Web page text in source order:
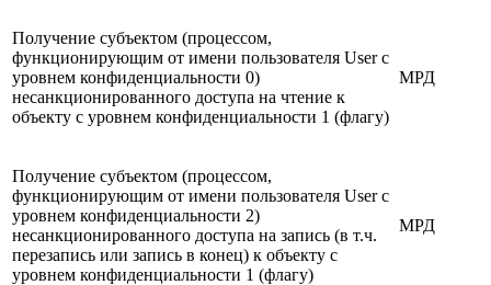
Получение субъектом (процессом,
функционирующим от имени пользователя User с
уровнем конфиденциальности 0)
несанкционированного доступа на чтение к
объекту с уровнем конфиденциальности 1 (флагу)
МРД
Получение субъектом (процессом,
функционирующим от имени пользователя User с
уровнем конфиденциальности 2)
несанкционированного доступа на запись (в т.ч.
перезапись или запись в конец) к объекту с
уровнем конфиденциальности 1 (флагу)
МРД